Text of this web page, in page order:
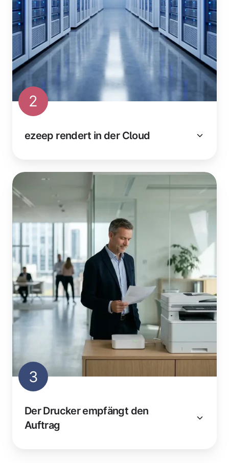
2
ezeep rendert in der Cloud
3
Der Drucker empfängt den
Auftrag